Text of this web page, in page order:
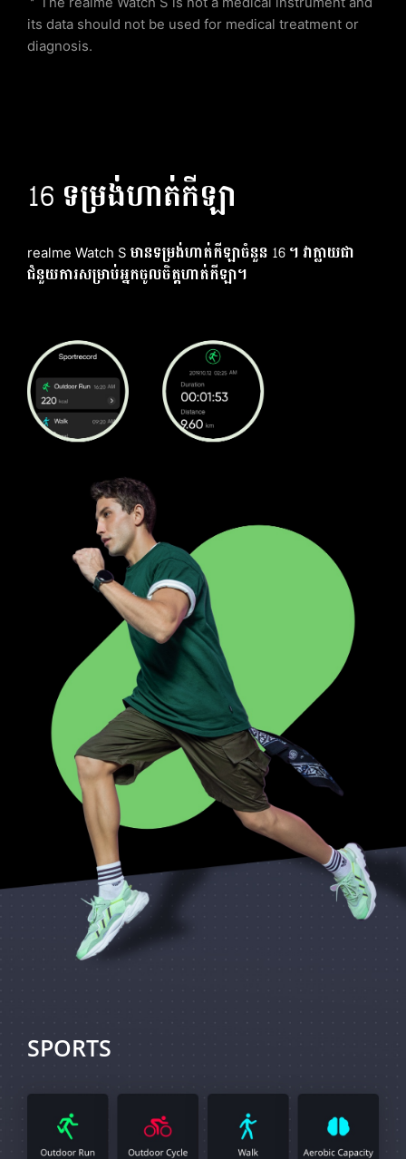
its data should not be used for medical treatment or
diagnosis.
16 ទម្រង់ហាត់កីឡា
realme Watch S មានទម្រង់ហាត់កីឡាចំនួន 16 ។ វាក្លាយជា
ជំនួយការសម្រាប់អ្នកចូលចិត្តហាត់កីឡា។
SPORTS